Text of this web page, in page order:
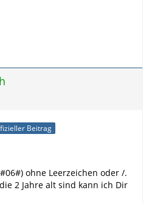
Beitrag
ohne Leerzeichen oder /.
2 Jahre alt sind kann ich Dir